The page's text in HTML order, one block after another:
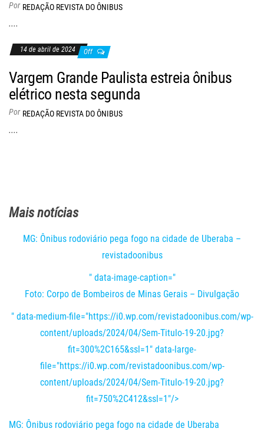
Por REDAÇÃO REVISTA DO ÔNIBUS
....
14 de abril de 2024 Off
Vargem Grande Paulista estreia ônibus
elétrico nesta segunda
Por REDAÇÃO REVISTA DO ÔNIBUS
....
Mais notícias
MG: Ônibus rodoviário pega fogo na cidade de Uberaba –
revistadoonibus
" data-image-caption="
Foto: Corpo de Bombeiros de Minas Gerais – Divulgação
" data-medium-file="https://i0.wp.com/revistadoonibus.com/wp-
content/uploads/2024/04/Sem-Titulo-19-20.jpg?
fit=300%2C165&ssl=1" data-large-
file="https://i0.wp.com/revistadoonibus.com/wp-
content/uploads/2024/04/Sem-Titulo-19-20.jpg?
fit=750%2C412&ssl=1"/>
MG: Ônibus rodoviário pega fogo na cidade de Uberaba